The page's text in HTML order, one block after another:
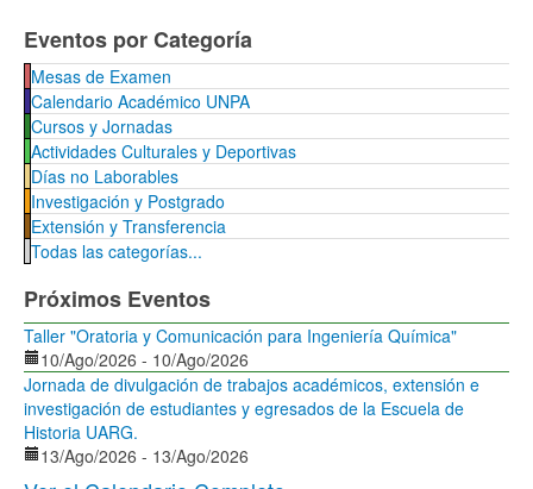
Eventos por Categoría
Mesas de Examen
Calendario Académico UNPA
Cursos y Jornadas
Actividades Culturales y Deportivas
Días no Laborables
Investigación y Postgrado
Extensión y Transferencia
Todas las categorías...
Próximos Eventos
Taller "Oratoria y Comunicación para Ingeniería Química"
10/Ago/2026 - 10/Ago/2026
Jornada de divulgación de trabajos académicos, extensión e
investigación de estudiantes y egresados de la Escuela de
Historia UARG.
13/Ago/2026 - 13/Ago/2026